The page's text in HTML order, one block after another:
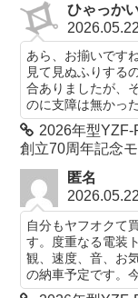
ひゃっか
2026.05.22
あら、お揃いです
見て見ぬふりする
合ありましたが、
のに支障は無かっ
2026年型
創立70周年記念モ
匿名
2026.05.22
自分もヤフオクて
す。度重なる電装
観、速度、音、お
の納車予定です。